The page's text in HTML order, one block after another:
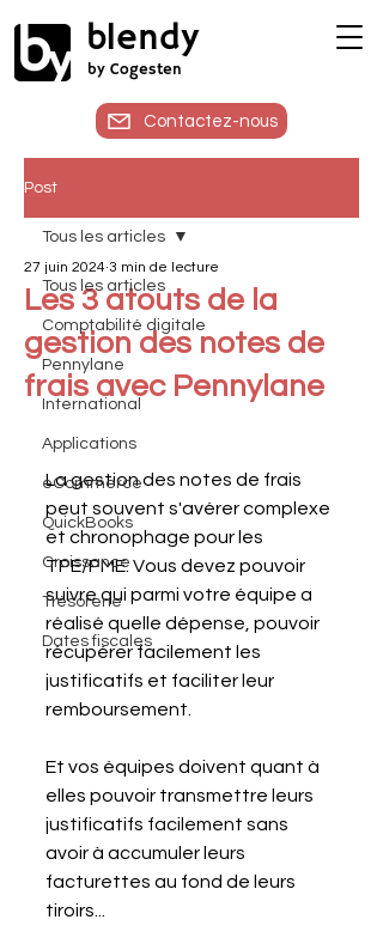
blendy
by Cogesten
Contactez-nous
Post
Tous les articles
Comptabilité digitale
Pennylane
International
Applications
eCommerce
QuickBooks
Croissance
Trésorerie
Dates fiscales
Tous les articles
Les 3 atouts de la
gestion des notes de
frais avec Pennylane
27 juin 2024 3 min de lecture
La gestion des notes de frais
peut souvent s'avérer complexe
et chronophage pour les
TPE/PME. Vous devez pouvoir
suivre qui parmi votre équipe a
réalisé quelle dépense, pouvoir
récupérer facilement les
justificatifs et faciliter leur
remboursement.
Et vos équipes doivent quant à
elles pouvoir transmettre leurs
justificatifs facilement sans
avoir à accumuler leurs
facturettes au fond de leurs
tiroirs...